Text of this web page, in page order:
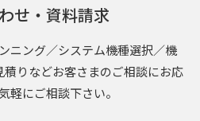
せ・資料請求
ニング／システム機種選択／機
りなどお客さまのご相談にお応
軽にご相談下さい。